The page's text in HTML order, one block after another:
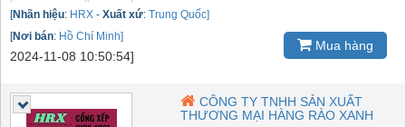
[Nhãn hiệu: HRX - Xuất xứ: Trung Quốc]
[Nơi bán: Hồ Chí Minh]
2024-11-08 10:50:54]
Mua hàng
CÔNG TY TNHH SẢN XUẤT
THƯƠNG MẠI HÀNG RÀO XANH